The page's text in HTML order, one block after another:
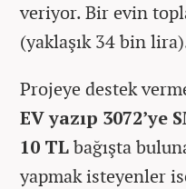
veriyor. Bir evin
(yaklaşık 34 bin
Projeye destek
EV yazıp 3072’ye
10 TLbağışta
yapmak isteyenler